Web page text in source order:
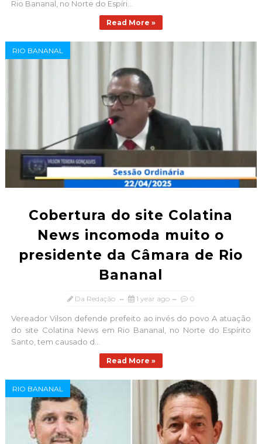
Rio Bananal, no Norte do Espíri...
Read More »
RIO BANANAL
Cobertura do site Colatina
News incomoda muito o
presidente da Câmara de Rio
Bananal
Da Redação 1 year ago 0
Vereador Vilson defende prefeito ao invés do povo A atuação
do site Colatina News em Rio Bananal, no Norte do Espírito
Santo, tem causado d...
Read More »
RIO BANANAL